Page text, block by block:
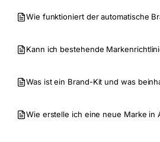
Wie funktioniert der automatische
Kann ich bestehende
Was ist ein Brand-Kit und was
Wie erstelle ich eine neue Marke in